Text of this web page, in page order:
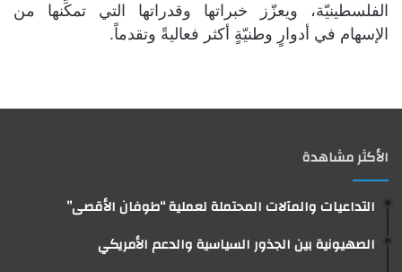
الفلسطينيّة، ويعزّز خبراتها وقدراتها التي تمكِّنها من
الإسهام في أدوارٍ وطنيّةٍ أكثر فعاليةً وتقدماً.
الأكثر مشاهدة
التداعيات والمآلات المحتملة لعملية “طوفان الأقصى”
الصهيونية بين الجذور السياسية والدعم الأمريكي